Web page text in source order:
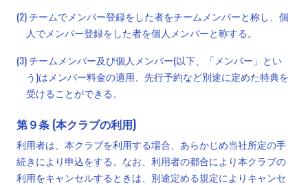
(2) チームでメンバー登録をした者をチームメンバーと称し、個
人でメンバー登録をした者を個人メンバーと称する。
(3) チームメンバー及び個人メンバー(以下、「メンバー」とい
う)はメンバー料金の適用、先行予約など別途に定めた特典を
受けることができる。
第９条 (本クラブの利用)
利用者は、本クラブを利用する場合、あらかじめ当社所定の手
続きにより申込をする。なお、利用者の都合により本クラブの
利用をキャンセルするときは、別途定める規定によりキャンセ